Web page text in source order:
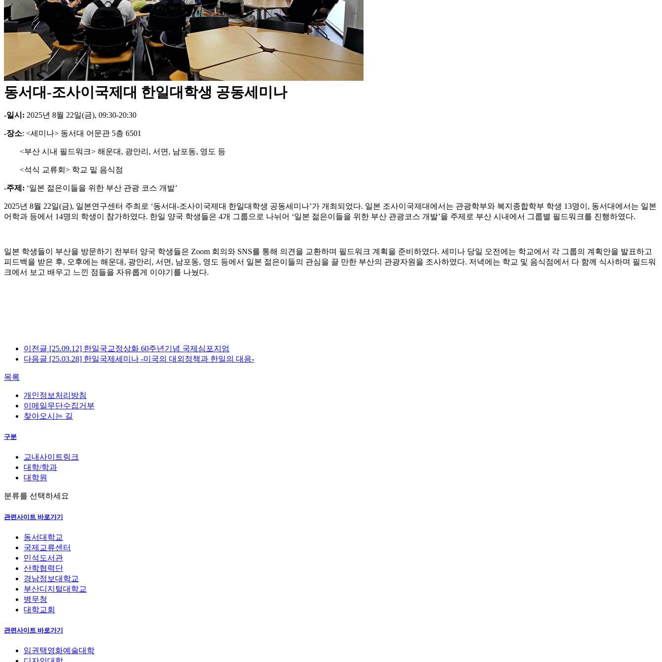
동서대-조사이국제대 한일대학생 공동세미나
-일시: 2025년 8월 22일(금), 09:30-20:30
-장소: <세미나> 동서대 어문관 5층 6501
<부산 시내 필드워크> 해운대, 광안리, 서면 , 남포동, 영도 등
<석식 교류회 > 학교 밑 음식점
-주제: ‘일본 젊은이들을 위한 부산 관광 코스 개발’
2025년 8월 22일(금), 일본연구센터 주최로 ‘동서대-조사이국제대 한일대학생 공동세미나’가 개최되었다. 일본 조사이국제대에서는 관광학부와 복지종합학부 학생 13명이, 동서대에서는 일본
어학과 등에서 14명의 학생이 참가하였다. 한일 양국 학생들은 4개 그룹으로 나뉘어 ‘일본 젊은이들을 위한 부산 관광코스 개발’을 주제로 부산 시내에서 그룹별 필드워크를 진행하였다.
일본 학생들이 부산을 방문하기 전부터 양국 학생들은 Zoom 회의와 SNS를 통해 의견을 교환하며 필드워크 계획을 준비하였다. 세미나 당일 오전에는 학교에서 각 그룹의 계획안을 발표하고
피드백을 받은 후, 오후에는 해운대, 광안리, 서면, 남포동, 영도 등에서 일본 젊은이들의 관심을 끌 만한 부산의 관광자원을 조사하였다. 저녁에는 학교 및 음식점에서 다 함께 식사하며 필드워
크에서 보고 배우고 느낀 점들을 자유롭게 이야기를 나눴다.
이전글 [25.09.12] 한일국교정상화 60주년기념 국제심포지엄
다음글 [25.03.28] 한일국제세미나 -미국의 대외정책과 한일의 대응-
목록
개인정보처리방침
이메일무단수집거부
찾아오시는 길
구분
교내사이트링크
대학/학과
대학원
분류를 선택하세요
관련사이트 바로가기
동서대학교
국제교류센터
민석도서관
산학협력단
경남정보대학교
부산디지털대학교
병무청
대학교회
관련사이트 바로가기
임권택영화예술대학